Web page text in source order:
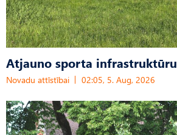
Atjauno sporta infrastruktūru
Novadu attīstībai 02:05, 5. Aug, 2026